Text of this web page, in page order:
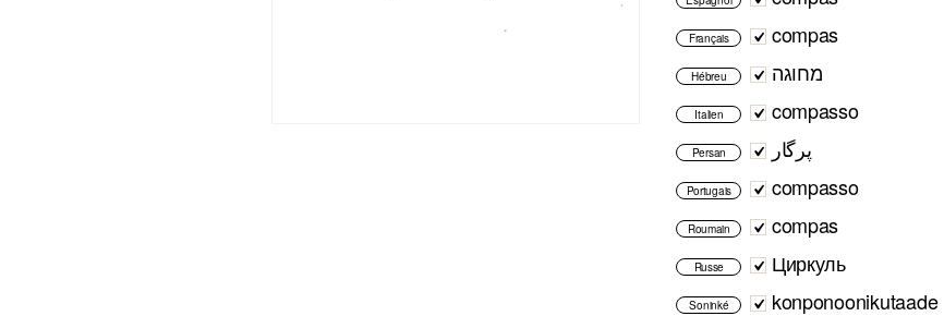
Français compas
Hébreu מחוגה
Italien compasso
Persan پرگار
Portugais compasso
Roumain compas
Russe Циркуль
Soninké konponoonikutaade